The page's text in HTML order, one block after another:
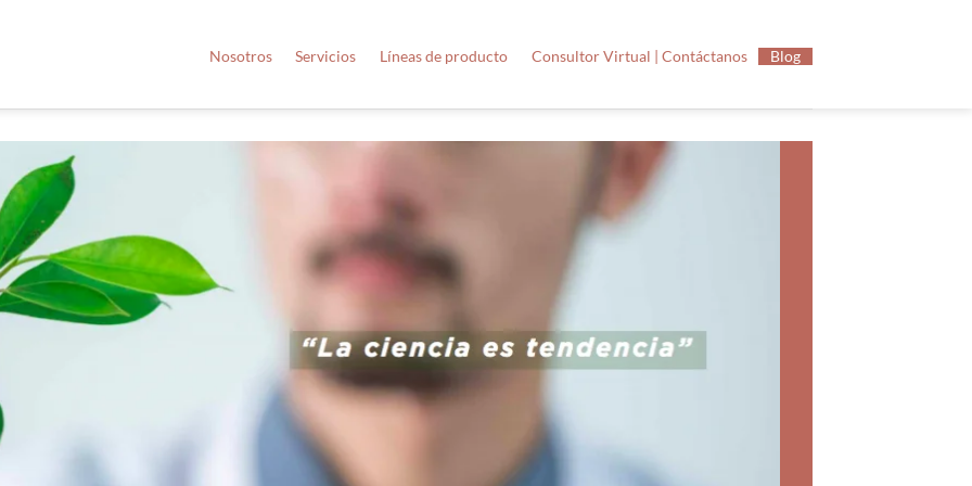
Nosotros Servicios Líneas de producto Consultor Virtual | Contáctanos Blog